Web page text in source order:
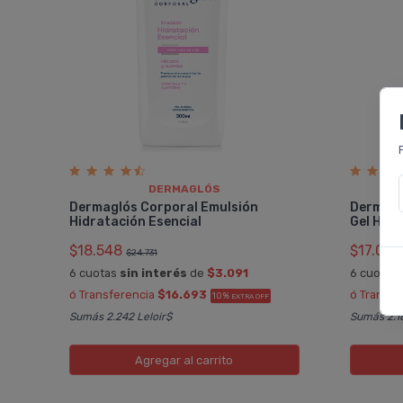
DERMAGLÓS
Dermaglós Corporal Emulsión
Hidratación Esencial
$18.548 $24.731
6 cuotas sin interés de $3.091
ó Transferencia $16.693 10% EXTRA OFF
Sumás 2.242 Leloir$
Agregar al carrito
Gel
$17.016
6 cuotas
ó
Sumás